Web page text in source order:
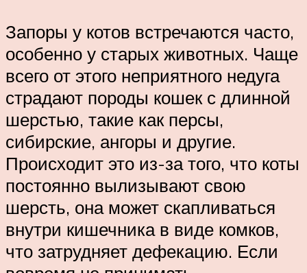
Запоры у котов встречаются часто,
особенно у старых животных. Чаще
всего от этого неприятного недуга
страдают породы кошек с длинной
шерстью, такие как персы,
сибирские, ангоры и другие.
Происходит это из-за того, что коты
постоянно вылизывают свою
шерсть, она может скапливаться
внутри кишечника в виде комков,
что затрудняет дефекацию. Если